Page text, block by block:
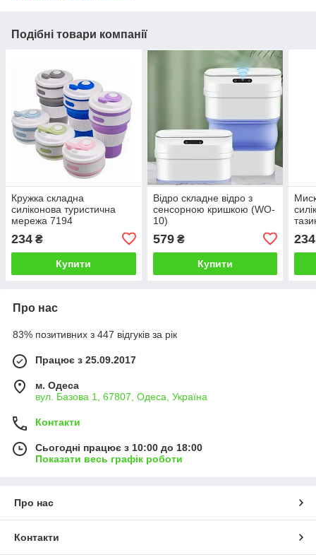
Подібні товари компанії
Кружка складна
силіконова туристична
мережа 7194
234 ₴
Купити
Відро складне відро з
сенсорною кришкою (WO-
10)
579₴
Купити
234
Про нас
83% позитивних з 447 відгуків за рік
Працює з 25.09.2017
м. Одеса
вул. Базова 1, 67807, Одеса, Україна
Контакти
Сьогодні працює з 10:00 до 18:00
Показати весь графік роботи
Про нас
Контакти